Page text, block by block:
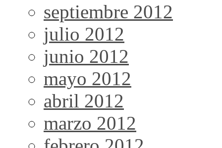
septiembre 2012
julio 2012
junio 2012
mayo 2012
abril 2012
marzo 2012